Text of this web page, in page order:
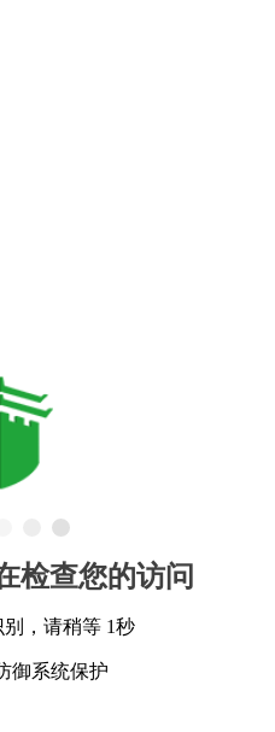
检查您的访问
，请稍等 1秒
御系统保护